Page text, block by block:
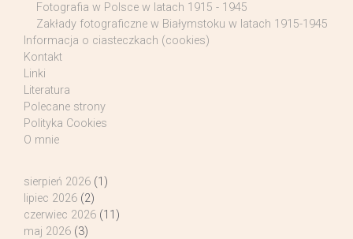
Fotografia w Polsce w latach 1915 - 1945
Zakłady fotograficzne w Białymstoku w latach 1915-1945
Informacja o ciasteczkach (cookies)
Kontakt
Linki
Literatura
Polecane strony
Polityka Cookies
O mnie
sierpień 2026 (1)
lipiec 2026 (2)
czerwiec 2026 (11)
maj 2026 (3)